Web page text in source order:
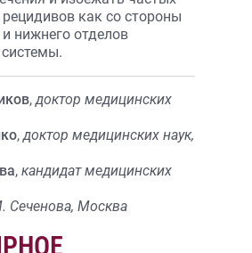
как со стороны
и нижнего отделов
,доктор медицинских
,доктор медицинских наук,
, кандидат медицинских
Москва